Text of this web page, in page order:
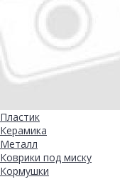
Пластик
Керамика
Металл
Коврики под миску
Кормушки